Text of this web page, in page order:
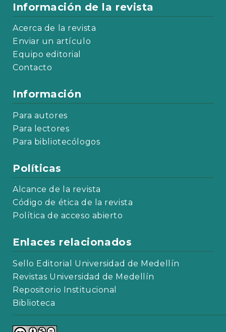
Información de la revista
Acerca de la revista
Enviar un artículo
Equipo editorial
Contacto
Información
Para autores
Para lectores
Para bibliotecólogos
Políticas
Alcance de la revista
Código de ética de la revista
Política de acceso abierto
Enlaces relacionados
Sello Editorial Universidad de Medellín
Revistas Universidad de Medellín
Repositorio Institucional
Biblioteca